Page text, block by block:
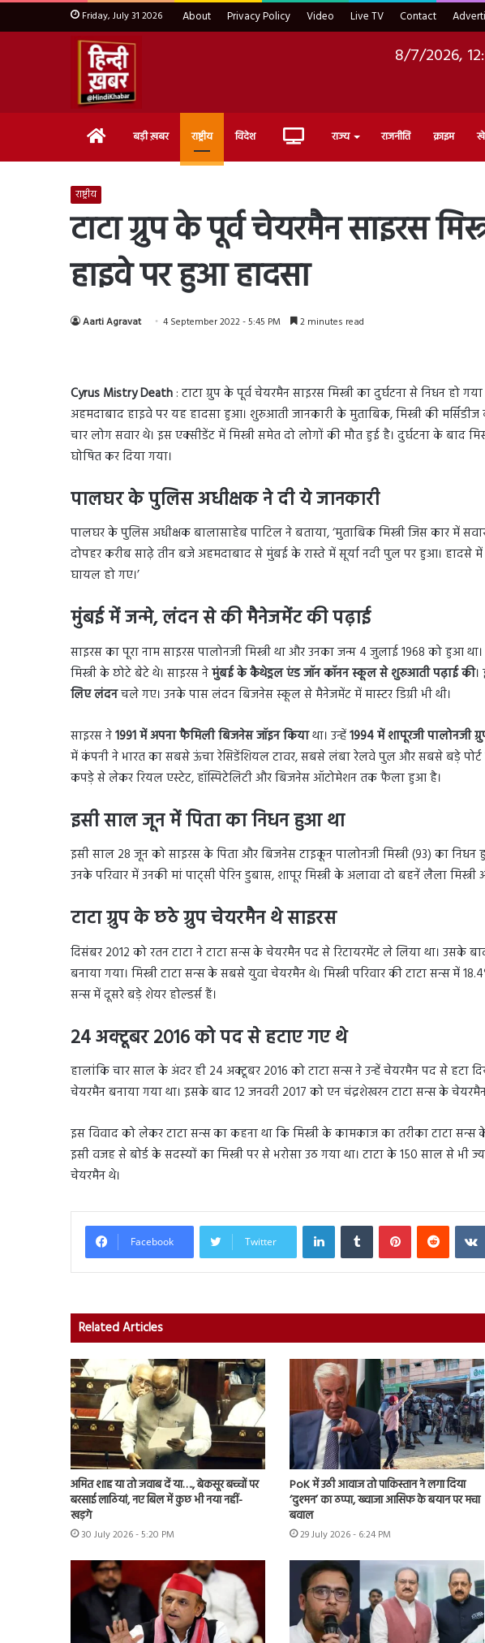
Friday, July 31 2026 About Privacy Policy Video Live TV Contact
8/7/2026,
Home बड़ी ख़बर राष्ट्रीय विदेश Live राज्य राजनीति क्राइम
राष्ट्रीय
टाटा ग्रुप के पूर्व चेयरमैन साइरस
हाइवे पर हुआ हादसा
Aarti Agravat 4 September 2022 - 5:45 PM 2 minutes read
Cyrus Mistry Death : टाटा ग्रुप के पूर्व चेयरमैन साइरस मिस्त्री का दुर्घटना से निधन हो
अहमदाबाद हाइवे पर यह हादसा हुआ। शुरुआती जानकारी के मुताबिक, मिस्त्री की
चार लोग सवार थे। इस एक्सीडेंट में मिस्त्री समेत दो लोगों की मौत हुई है। दुर्घटना के बाद
घोषित कर दिया गया।
पालघर के पुलिस अधीक्षक ने दी ये जानकारी
पालघर के पुलिस अधीक्षक बालासाहेब पाटिल ने बताया, ‘मुताबिक मिस्त्री जिस कार में
दोपहर करीब साढ़े तीन बजे अहमदाबाद से मुंबई के रास्ते में सूर्या नदी पुल पर हुआ। हादसे
घायल हो गए।’
मुंबई में जन्मे, लंदन से की मैनेजमेंट की पढ़ाई
साइरस का पूरा नाम साइरस पालोनजी मिस्त्री था और उनका जन्म 4 जुलाई 1968 को हुआ
मिस्त्री के छोटे बेटे थे। साइरस नेमुंबई के कैथेड्रल एंड जॉन कॉनन स्कूल से शुरुआती पढ़ाई की
लिए लंदनचले गए। उनके पास लंदन बिजनेस स्कूल से मैनेजमेंट में मास्टर डिग्री भी थी।
साइरस ने1991 में अपना फैमिली बिजनेस जॉइन कियाथा। उन्हें1994 में शापूरजी पालोनजी
में कंपनी ने भारत का सबसे ऊंचा रेसिडेंशियल टावर, सबसे लंबा रेलवे पुल और सबसे बड़े पोर्ट
कपड़े से लेकर रियल एस्टेट, हॉस्पिटेलिटी और बिजनेस ऑटोमेशन तक फैला हुआ है।
इसी साल जून में पिता का निधन हुआ था
इसी साल 28 जून को साइरस के पिता और बिजनेस टाइकून पालोनजी मिस्त्री (93) का
उनके परिवार में उनकी मां पाट्सी पेरिन डुबास, शापूर मिस्त्री के अलावा दो बहनें लैला मिस्त्री
टाटा ग्रुप के छठे ग्रुप चेयरमैन थे साइरस
दिसंबर 2012 को रतन टाटा ने टाटा सन्स के चेयरमैन पद से रिटायरमेंट ले लिया था। उसके
बनाया गया। मिस्त्री टाटा सन्स के सबसे युवा चेयरमैन थे। मिस्त्री परिवार की टाटा सन्स में
सन्स में दूसरे बड़े शेयर होल्डर्स हैं।
24 अक्टूबर 2016 को पद से हटाए गए थे
हालांकि चार साल के अंदर ही 24 अक्टूबर 2016 को टाटा सन्स ने उन्हें चेयरमैन पद से हटा
चेयरमैन बनाया गया था। इसके बाद 12 जनवरी 2017 को एन चंद्रशेखरन टाटा सन्स के
इस विवाद को लेकर टाटा सन्स का कहना था कि मिस्त्री के कामकाज का तरीका टाटा
इसी वजह से बोर्ड के सदस्यों का मिस्त्री पर से भरोसा उठ गया था। टाटा के 150 साल से भी
चेयरमैन थे।
Facebook Twitter
LinkedInTumblr PinterestReddit
Related Articles
अमित शाह या तो जवाब दें या…., बेकसूर बच्चों पर
बरसाई लाठियां, नए बिल में कुछ भी नया नहीं-
खड़गे
30 July 2026 - 5:20 PM
PoK में उठी आवाज तो पाकिस्तान ने लगा दिया
‘दुश्मन’ का ठप्पा, ख्वाजा आसिफ के बयान पर मचा
बवाल
29 July 2026 - 6:24 PM